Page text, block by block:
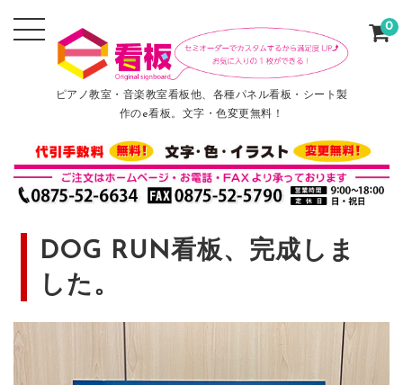
ピアノ教室・音楽教室看板他、各種パネル看板・シート製
作のe看板。文字・色変更無料！
0
DOG RUN看板、完成しま
した。